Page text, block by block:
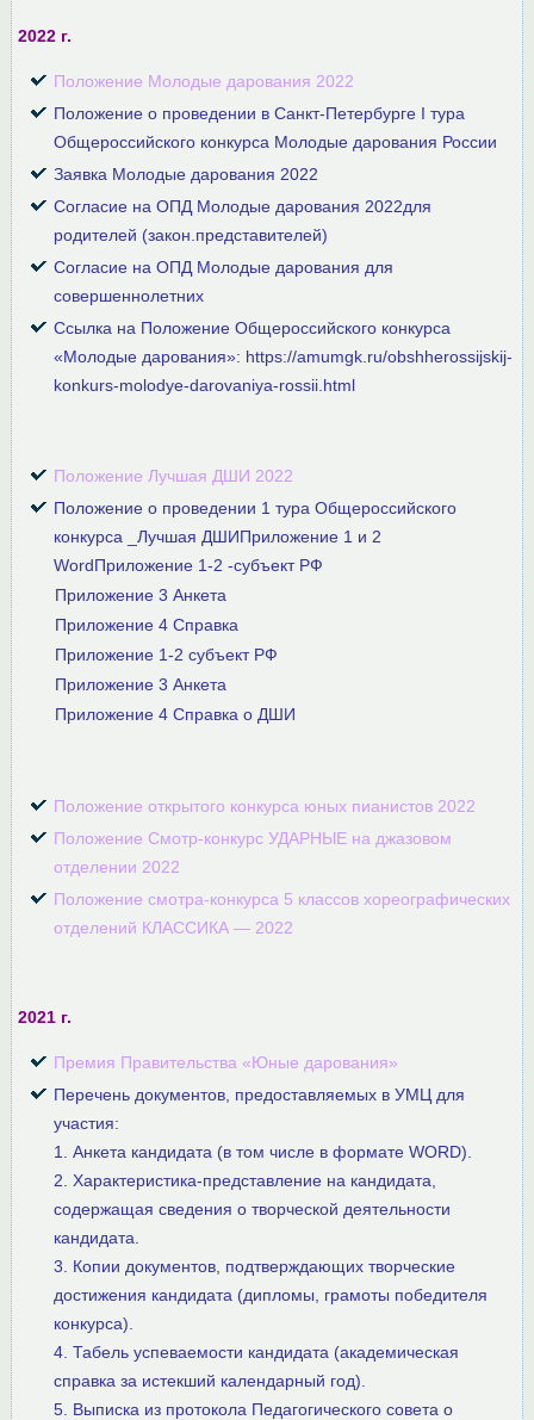
2022 г.
Положение Молодые дарования 2022
Положение о проведении в Санкт-Петербурге I тура
Общероссийского конкурса Молодые дарования России
Заявка Молодые дарования 2022
Согласие на ОПД Молодые дарования 2022для
родителей (закон.представителей)
Согласие на ОПД Молодые дарования для
совершеннолетних
Ссылка на Положение Общероссийского конкурса
«Молодые дарования»: https://amumgk.ru/obshherossijskij-
konkurs-molodye-darovaniya-rossii.html
Положение Лучшая ДШИ 2022
Положение о проведении 1 тура Общероссийского
конкурса _Лучшая ДШИПриложение 1 и 2
WordПриложение 1-2 -субъект РФ
Приложение 3 Анкета
Приложение 4 Справка
Приложение 1-2 субъект РФ
Приложение 3 Анкета
Приложение 4 Справка о ДШИ
Положение открытого конкурса юных пианистов 2022
Положение Смотр-конкурс УДАРНЫЕ на джазовом
отделении 2022
Положение смотра-конкурса 5 классов хореографических
отделений КЛАССИКА — 2022
2021 г.
Премия Правительства «Юные дарования»
Перечень документов, предоставляемых в УМЦ для
участия:
1. Анкета кандидата (в том числе в формате WORD).
2. Характеристика-представление на кандидата,
содержащая сведения о творческой деятельности
кандидата.
3. Копии документов, подтверждающих творческие
достижения кандидата (дипломы, грамоты победителя
конкурса).
4. Табель успеваемости кандидата (академическая
справка за истекший календарный год).
5. Выписка из протокола Педагогического совета о